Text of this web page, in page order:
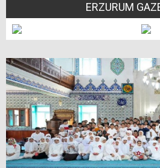
ERZURUM